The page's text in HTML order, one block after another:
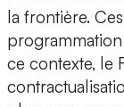
la frontière.
ce contexte, le